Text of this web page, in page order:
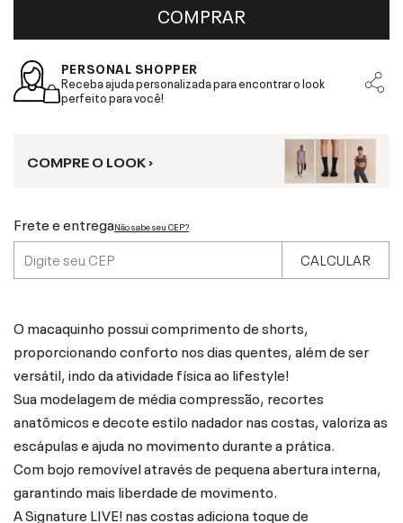
COMPRAR
PERSONAL SHOPPER
Receba ajuda personalizada para encontrar o look
perfeito para você!
COMPRE O LOOK ›
Frete e entregaNão sabe seu CEP?
CALCULAR
O macaquinho possui comprimento de shorts,
proporcionando conforto nos dias quentes, além de ser
versátil, indo da atividade física ao lifestyle!
Sua modelagem de média compressão, recortes
anatômicos e decote estilo nadador nas costas, valoriza as
escápulas e ajuda no movimento durante a prática.
Com bojo removível através de pequena abertura interna,
garantindo mais liberdade de movimento.
A Signature LIVE! nas costas adiciona toque de